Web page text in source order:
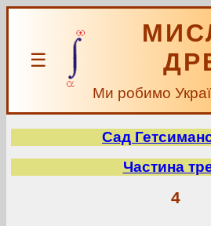
☰
Ми робимо
Сад
Частина
4